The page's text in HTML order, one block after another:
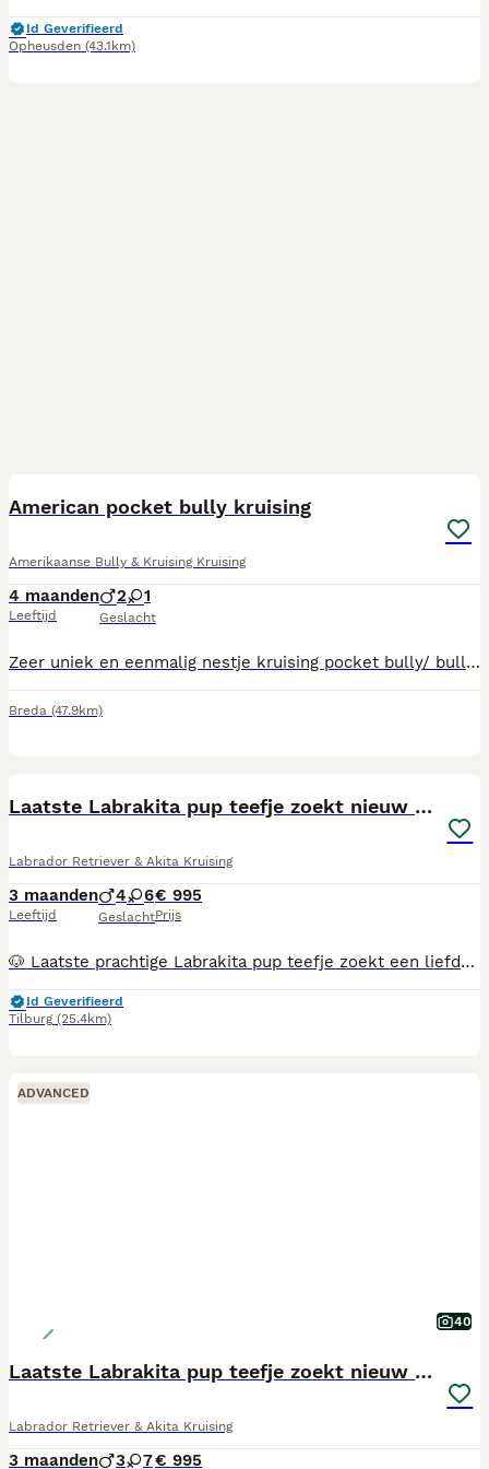
Id Geverifieerd
Opheusden (43.1km)
American pocket bully kruising
Amerikaanse Bully & Kruising Kruising
4 maanden
Leeftijd
2 1
Geslacht
Zeer uniek en eenmalig nestje kruising pocket bully/ bulldog pups, 1 zwart met wit gestippeld reutje, 1 bonte reutje, 1 wit teefje. Alle met dierenarts verklaring, op schema ontwormd, cocktail ingeënt, Nederlands paspoort. Lopen al goed mee aan de riem. Opgeroeid in huiselijke kring met katten.
Breda (47.9km)
Laatste Labrakita pup teefje zoekt nieuw huisje
Labrador Retriever & Akita Kruising
3 maanden
Leeftijd
4 6
Geslacht
€ 995
Prijs
🐶 Laatste prachtige Labrakita pup teefje zoekt een liefdevol thuis 🐶 Onze laatste Labrakita pup is nu 15 weken oud en klaar om te verhuizen naar haar gouden mandje. Deze pups zijn opgegroeid in huiselijke kring, samen met kinderen en andere honden. Hierdoor zijn ze goed gesocialiseerd en gewend aan de dagelijkse geluiden in huis. Waarom juist deze pups? ✅ 15 weken oud, verder ontwikkeld en zindelijk. ✅ Goed gesocialiseerd. ✅ Gezond verklaard door de dierenarts. ✅ Gechipt. ✅ Gevaccineerd volgens schema. ✅ Ontwormd volgens schema. ✅ Europees dierenpaspoort. ✅ Klaar om direct mee naar huis te gaan. De Labrakita is een bijzondere combinatie van de vriendelijke Labrador en de trouwe Akita. Hierdoor krijg je een intelligente, leergierige en aanhankelijke hond die graag deel uitmaakt van het gezin. De pups groeien op met veel aandacht, liefde en verzorging. We zoeken daarom alleen een warm en passend thuis. 📍 Op afspraak te bezichtigen. 💰 Prijs: €995 Bij serieuze interesse beantwoorden we graag al je vragen en kun je vrijblijvend langskomen om kennis te maken. Ons UBN-nummer: 7492006 Chipnummer moederhond: 528210006769219 Verkocht: Reu halsband kleur groen Teefje halsband kleur roze Reu halsband kleur blauw Reu halsband kleur bruin Teefje halsband kleur oranje Reu halsband kleur zwart Teefje halsband kleur paars Teefje halsband kleur wit Teefje halsband kleur rood
Id Geverifieerd
Tilburg (25.4km)
ADVANCED
40
Laatste Labrakita pup teefje zoekt nieuw huisje
Labrador Retriever & Akita Kruising
3 maanden 3 7€ 995